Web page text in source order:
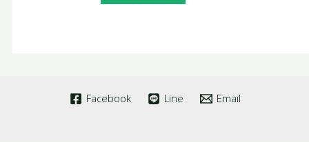
Facebook Line Email